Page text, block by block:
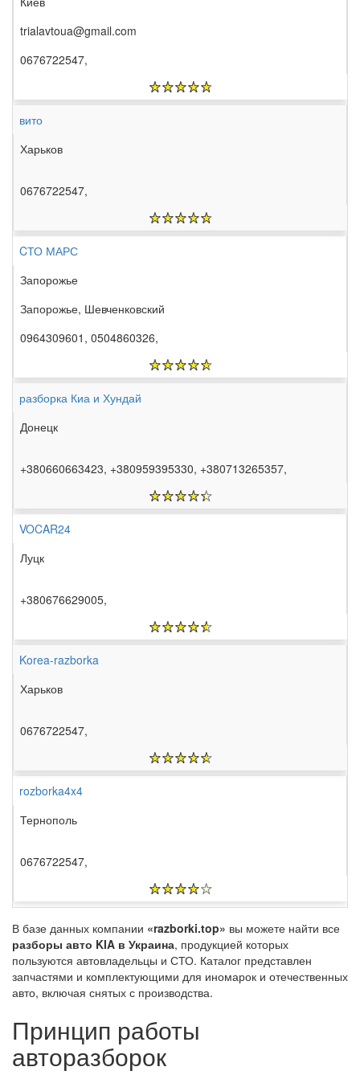
trialavtoua@gmail.com
0676722547,
вито
Харьков
0676722547,
CТО МАРС
Запорожье
Запорожье, Шевченковский
0964309601, 0504860326,
разборка Киа и Хундай
Донецк
+380660663423, +380959395330, +380713265357,
VOCAR24
Луцк
+380676629005,
Korea-razborka
Харьков
0676722547,
rozborka4x4
Тернополь
0676722547,
В базе данных компании «razborki.top» вы можете найти все
разборы авто KIA в Украина, продукцией которых
пользуются автовладельцы и СТО. Каталог представлен
запчастями и комплектующими для иномарок и отечественных
авто, включая снятых с производства.
Принцип работы
авторазборок